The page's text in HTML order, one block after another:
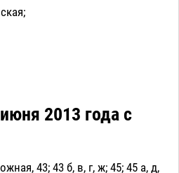
2013 года с
43; 43 б, в, г, ж; 45; 45 а, д,